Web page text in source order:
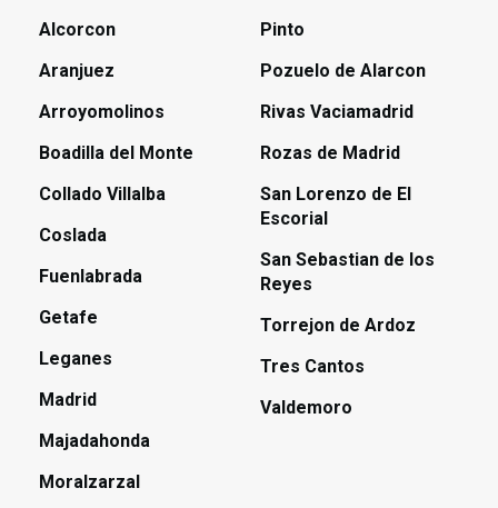
Alcorcon
Aranjuez
Arroyomolinos
Boadilla del Monte
Collado Villalba
Coslada
Fuenlabrada
Getafe
Leganes
Madrid
Majadahonda
Moralzarzal
Pinto
Pozuelo de Alarcon
Rivas Vaciamadrid
Rozas de Madrid
San Lorenzo de El
Escorial
San Sebastian de los
Reyes
Torrejon de Ardoz
Tres Cantos
Valdemoro